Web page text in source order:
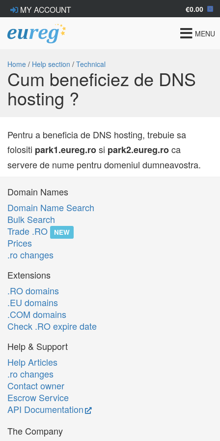
MY ACCOUNT €0.00
Toggle
MENU
Home / Help section / Technical
Cum beneficiez de DNS
hosting ?
Pentru a beneficia de DNS hosting, trebuie sa
folositi park1.eureg.rosi park2.eureg.roca
servere de nume pentru domeniul dumneavostra.
Domain Names
Domain Name Search
Bulk Search
Trade .RO
NEW
Prices
.ro changes
Extensions
.RO domains
.EU domains
.COM domains
Check .RO expire date
Help & Support
Help Articles
.ro changes
Contact owner
Escrow Service
API Documentation
The Company